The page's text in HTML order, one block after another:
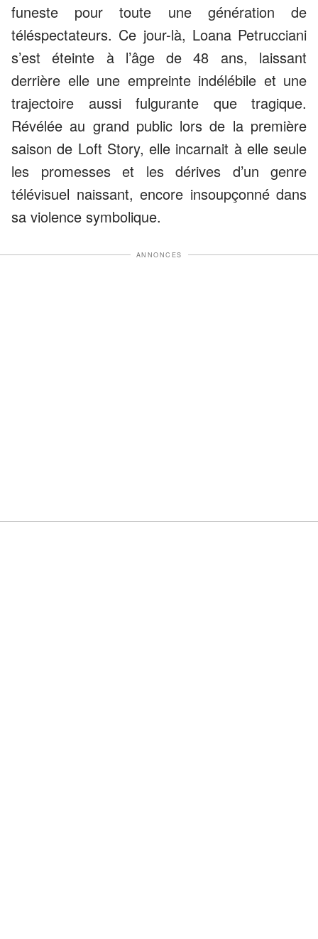
funeste pour toute une génération de
téléspectateurs. Ce jour-là, Loana Petrucciani
s’est éteinte à l’âge de 48 ans, laissant
derrière elle une empreinte indélébile et une
trajectoire aussi fulgurante que tragique.
Révélée au grand public lors de la première
saison de Loft Story, elle incarnait à elle seule
les promesses et les dérives d’un genre
télévisuel naissant, encore insoupçonné dans
sa violence symbolique.
ANNONCES